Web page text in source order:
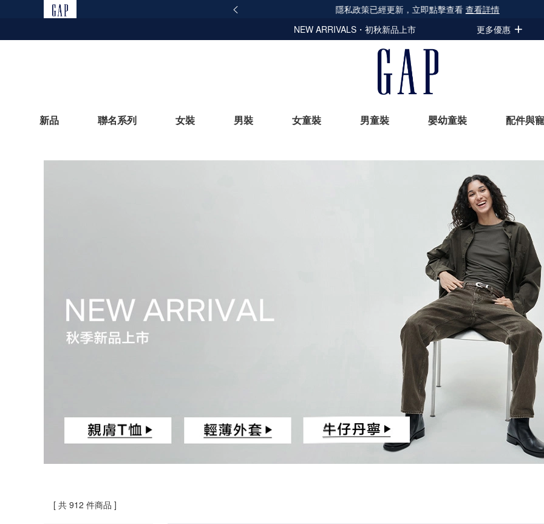
165反詐騙安全宣導 隱私政策已經更新，立即點擊查看查看詳情
NEW ARRIVALS・初秋新品上市
更多優惠
新品 聯名系列 女裝 男裝 女童裝 男童裝 嬰幼童裝 配件與
[ 共 912 件商品 ]